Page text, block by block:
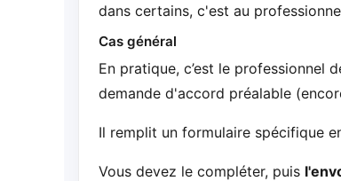
dans certains, c'est au
Cas général
En pratique, c’est le professionnel
demande d'accord préalable
Il remplit un formulaire spécifique
Vous devez le compléter, puis